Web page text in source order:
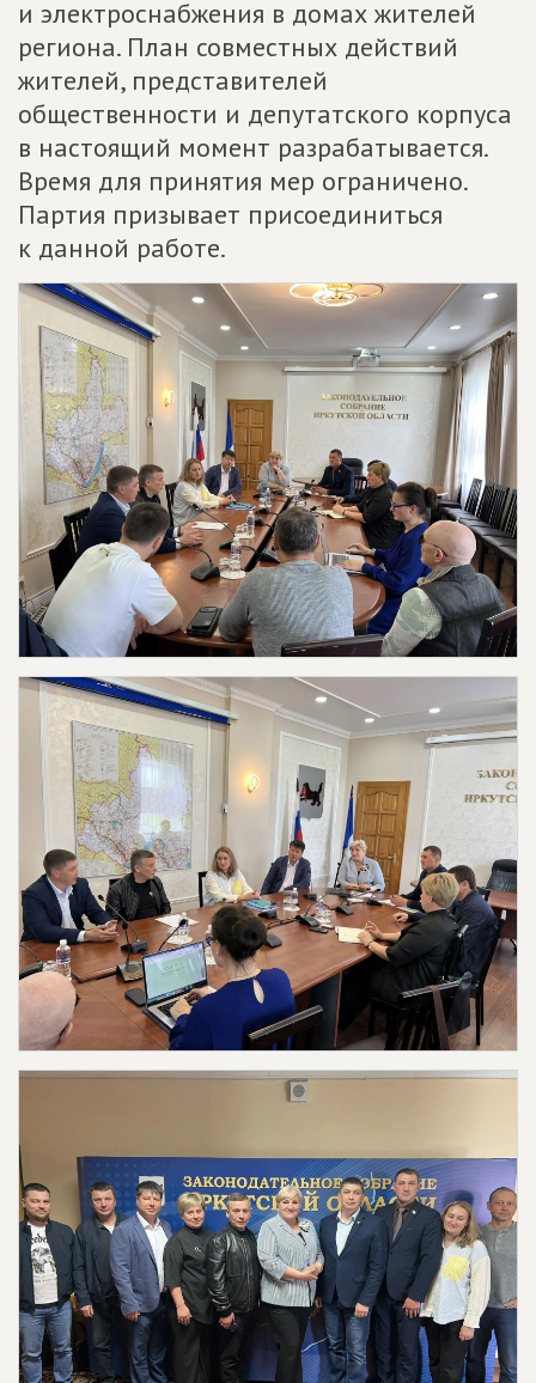
и электроснабжения в домах жителей
региона. План совместных действий
жителей, представителей
общественности и депутатского корпуса
в настоящий момент разрабатывается.
Время для принятия мер ограничено.
Партия призывает присоединиться
к данной работе.